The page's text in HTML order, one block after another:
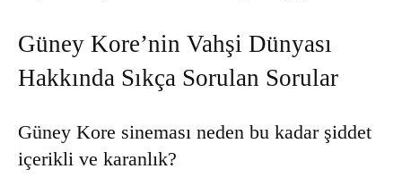
Güney Kore’nin Vahşi Dünyası
Hakkında Sıkça Sorulan Sorular
Güney Kore sineması neden bu kadar şiddet
içerikli ve karanlık?